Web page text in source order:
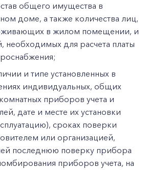
общего имущества в
доме, а также количества лиц,
в жилом помещении, и
необходимых для расчета платы
и типе установленных в
индивидуальных, общих
приборов учета и
дате и месте их установки
сроках поверки
или организацией,
последнюю поверку прибора
приборов учета, на